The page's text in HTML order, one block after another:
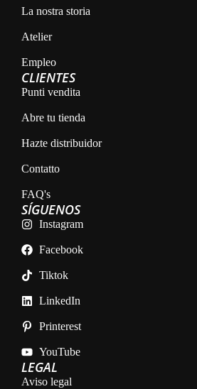
La nostra storia
Atelier
Empleo
CLIENTES
Punti vendita
Abre tu tienda
Hazte distribuidor
Contatto
FAQ's
LEGAL
Aviso legal
SÍGUENOS
Instagram
Facebook
Tiktok
LinkedIn
Printerest
YouTube